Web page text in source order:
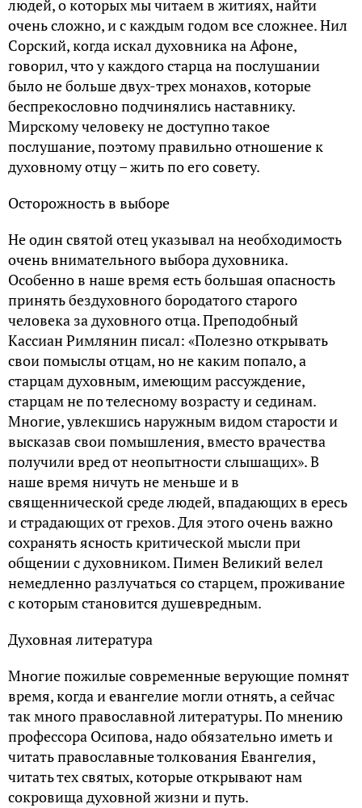
людей, о которых мы читаем в житиях, найти
очень сложно, и с каждым годом все сложнее. Нил
Сорский, когда искал духовника на Афоне,
говорил, что у каждого старца на послушании
было не больше двух-трех монахов, которые
беспрекословно подчинялись наставнику.
Мирскому человеку не доступно такое
послушание, поэтому правильно отношение к
духовному отцу – жить по его совету.
Осторожность в выборе
Не один святой отец указывал на необходимость
очень внимательного выбора духовника.
Особенно в наше время есть большая опасность
принять бездуховного бородатого старого
человека за духовного отца. Преподобный
Кассиан Римлянин писал: «Полезно открывать
свои помыслы отцам, но не каким попало, а
старцам духовным, имеющим рассуждение,
старцам не по телесному возрасту и сединам.
Многие, увлекшись наружным видом старости и
высказав свои помышления, вместо врачества
получили вред от неопытности слышащих». В
наше время ничуть не меньше и в
священнической среде людей, впадающих в ересь
и страдающих от грехов. Для этого очень важно
сохранять ясность критической мысли при
общении с духовником. Пимен Великий велел
немедленно разлучаться со старцем, проживание
с которым становится душевредным.
Духовная литература
Многие пожилые современные верующие помнят
время, когда и евангелие могли отнять, а сейчас
так много православной литературы. По мнению
профессора Осипова, надо обязательно иметь и
читать православные толкования Евангелия,
читать тех святых, которые открывают нам
сокровища духовной жизни и путь.